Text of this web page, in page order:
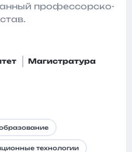
профессорско-
Магистратура
технологии